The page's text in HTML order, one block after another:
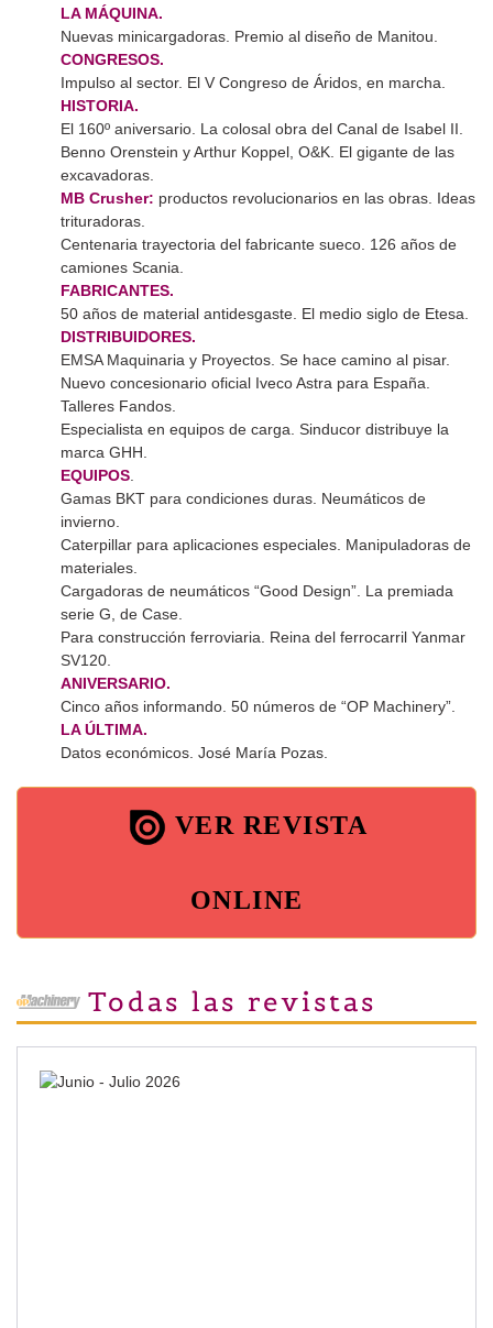
LA MÁQUINA.
Nuevas minicargadoras. Premio al diseño de Manitou.
CONGRESOS.
Impulso al sector. El V Congreso de Áridos, en marcha.
HISTORIA.
El 160º aniversario. La colosal obra del Canal de Isabel II.
Benno Orenstein y Arthur Koppel, O&K. El gigante de las
excavadoras.
MB Crusher: productos revolucionarios en las obras. Ideas
trituradoras.
Centenaria trayectoria del fabricante sueco. 126 años de
camiones Scania.
FABRICANTES.
50 años de material antidesgaste. El medio siglo de Etesa.
DISTRIBUIDORES.
EMSA Maquinaria y Proyectos. Se hace camino al pisar.
Nuevo concesionario oficial Iveco Astra para España.
Talleres Fandos.
Especialista en equipos de carga. Sinducor distribuye la
marca GHH.
EQUIPOS
Gamas BKT para condiciones duras. Neumáticos de
invierno.
Caterpillar para aplicaciones especiales. Manipuladoras de
materiales.
Cargadoras de neumáticos “Good Design”. La premiada
serie G, de Case.
Para construcción ferroviaria. Reina del ferrocarril Yanmar
SV120.
ANIVERSARIO.
Cinco años informando. 50 números de “OP Machinery”.
LA ÚLTIMA.
Datos económicos. José María Pozas.
VER REVISTA
ONLINE
Todas las revistas